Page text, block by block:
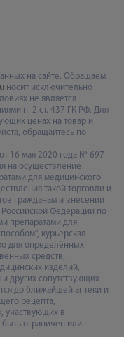
на сайте. Обращаем
носит исключительно
не является
п. 2 ст. 437 ГК РФ. Для
ценах на товар и
обращайтесь по
16 мая 2020 года № 697
на осуществление
для медицинского
такой торговли и
гражданам и внесении
Федерации по
препаратами для
курьерская
для определённых
средств,
изделий,
других сопутствующих
до ближайшей аптеки и
рецепта,
участвующих в
ограничен или